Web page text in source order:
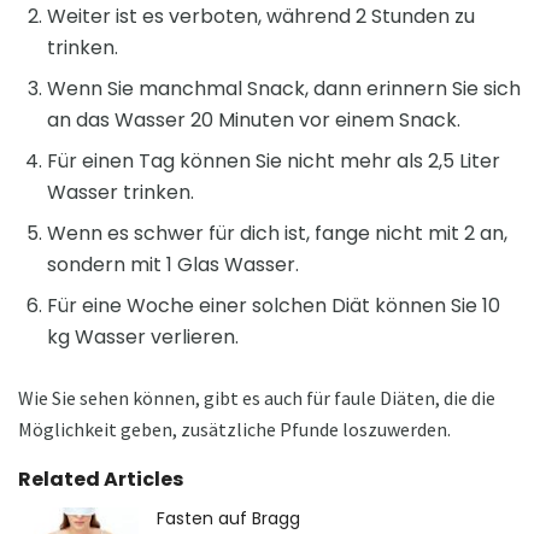
Weiter ist es verboten, während 2 Stunden zu
trinken.
Wenn Sie manchmal Snack, dann erinnern Sie sich
an das Wasser 20 Minuten vor einem Snack.
Für einen Tag können Sie nicht mehr als 2,5 Liter
Wasser trinken.
Wenn es schwer für dich ist, fange nicht mit 2 an,
sondern mit 1 Glas Wasser.
Für eine Woche einer solchen Diät können Sie 10
kg Wasser verlieren.
Wie Sie sehen können, gibt es auch für faule Diäten, die die
Möglichkeit geben, zusätzliche Pfunde loszuwerden.
Related Articles
Fasten auf Bragg